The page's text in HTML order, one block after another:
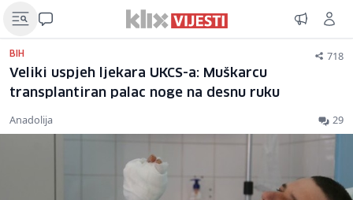
BIH 718
Veliki uspjeh ljekara UKCS-a: Muškarcu
transplantiran palac noge na desnu ruku
Anadolija 29